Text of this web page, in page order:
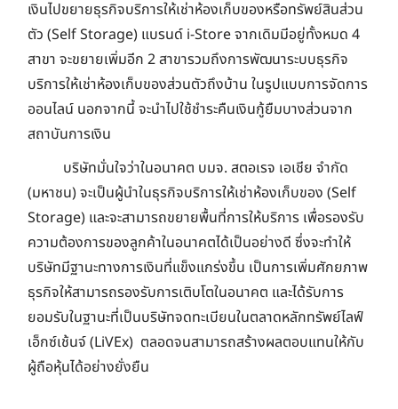
เงินไปขยายธุรกิจบริการให้เช่าห้องเก็บของหรือทรัพย์สินส่วน
ตัว (Self Storage) แบรนด์ i-Store จากเดิมมีอยู่ทั้งหมด 4
สาขา จะขยายเพิ่มอีก 2 สาขารวมถึงการพัฒนาระบบธุรกิจ
บริการให้เช่าห้องเก็บของส่วนตัวถึงบ้าน ในรูปแบบการจัดการ
ออนไลน์ นอกจากนี้ จะนำไปใช้ชำระคืนเงินกู้ยืมบางส่วนจาก
สถาบันการเงิน
บริษัทมั่นใจว่าในอนาคต บมจ. สตอเรจ เอเชีย จำกัด
(มหาชน) จะเป็นผู้นำในธุรกิจบริการให้เช่าห้องเก็บของ (Self
Storage) และจะสามารถขยายพื้นที่การให้บริการ เพื่อรองรับ
ความต้องการของลูกค้าในอนาคตได้เป็นอย่างดี ซึ่งจะทำให้
บริษัทมีฐานะทางการเงินที่แข็งแกร่งขึ้น เป็นการเพิ่มศักยภาพ
ธุรกิจให้สามารถรองรับการเติบโตในอนาคต และได้รับการ
ยอมรับในฐานะที่เป็นบริษัทจดทะเบียนในตลาดหลักทรัพย์ไลฟ์
เอ็กซ์เช้นจ์ (LiVEx) ตลอดจนสามารถสร้างผลตอบแทนให้กับ
ผู้ถือหุ้นได้อย่างยั่งยืน